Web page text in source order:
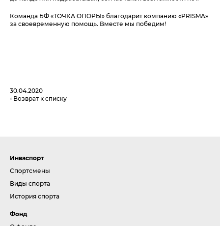
Команда БФ «ТОЧКА ОПОРЫ» благодарит компанию «PRISMA»
за своевременную помощь. Вместе мы победим!
30.04.2020
Возврат к списку
Инваспорт
Спортсмены
Виды спорта
История спорта
Фонд